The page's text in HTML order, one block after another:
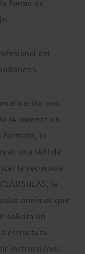
forma de
del
con
IA invente un
formato, tu
una skill de
la secuencia
la
mínimas que
solicita un
estructura
instrucciones.